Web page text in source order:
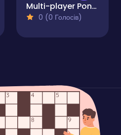
Multi-player Pong - 2 players
0 (0 Голосів)